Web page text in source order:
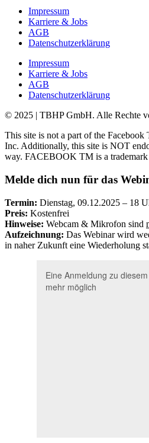
Impressum
Karriere & Jobs
AGB
Datenschutzerklärung
Impressum
Karriere & Jobs
AGB
Datenschutzerklärung
© 2025 | TBHP GmbH. Alle Rechte
This site is not a part of the
Inc. Additionally, this site is NOT
way. FACEBOOK TM is a
Melde dich nun für das
Termin: Dienstag, 09.12.2025 – 18
Preis: Kostenfrei
Hinweise: Webcam & Mikrofon sind
Aufzeichnung: Das Webinar wird
in naher Zukunft eine Wiederholung